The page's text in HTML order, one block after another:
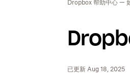
Dropbox 帮助中心 —
已更新 Aug 18, 2025